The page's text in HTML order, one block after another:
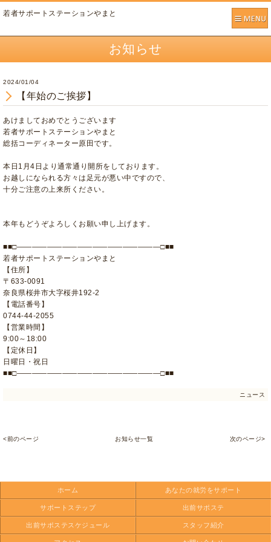
若者サポートステーションやまと
お知らせ
2024/01/04
【年始のご挨拶】
あけましておめでとうございます
若者サポートステーションやまと
総括コーディネーター原田です。
本日1月4日より通常通り開所をしております。
お越しになられる方々は足元が悪い中ですので、
十分ご注意の上来所ください。
本年もどうぞよろしくお願い申し上げます。
■■□―――――――――――――――――――□■■
若者サポートステーションやまと
【住所】
〒633-0091
奈良県桜井市大字桜井192-2
【電話番号】
0744-44-2055
【営業時間】
9:00～18:00
【定休日】
日曜日・祝日
■■□―――――――――――――――――――□■■
ニュース
<前のページ お知らせ一覧 次のページ>
ホーム あなたの就労をサポート
サポートステップ 出前サポステ
出前サポステスケジュール スタッフ紹介